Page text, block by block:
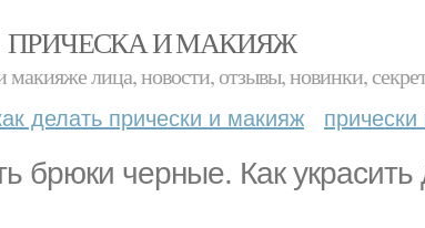
ПРИЧЕСКА И МАКИЯЖ
лица, новости, отзывы, новинки,
делать прически и макияж
брюки черные. Как